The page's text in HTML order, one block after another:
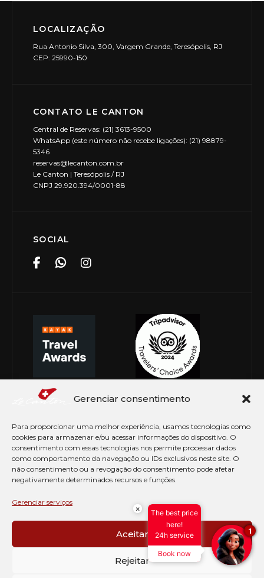
Gerenciar consentimento
Para proporcionar uma melhor experiência, usamos tecnologias como
cookies para armazenar e/ou acessar informações do dispositivo. O
consentimento com essas tecnologias nos permite processar dados
como comportamento da navegação ou IDs exclusivos neste site. O
não consentimento ou a revogação do consentimento pode afetar
negativamente determinados recursos e funções.
Gerenciar serviços
Aceitar
Rejeitar
LOCALIZAÇÃO
Rua Antonio Silva, 300, Vargem Grande, Teresópolis, RJ
CEP: 25990-150
CONTATO LE CANTON
Central de Reservas: (21) 3613-9500
WhatsApp (este número não recebe ligações): (21) 98879-
5346
reservas@lecanton.com.br
Le Canton | Teresópolis / RJ
CNPJ 29.920.394/0001-88
SOCIAL
© Copyright 2026 Le Canton. Todos os direitos
PRÉ CHECK-IN
AVISO DE COOKIES
PERGUNTAS FREQUENTES
×
The best price
here!
24h service
Book now
1